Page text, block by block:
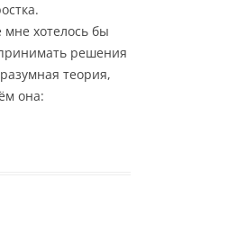
мне хотелось бы
решения
теория,
она: